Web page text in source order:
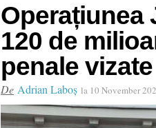
Operațiunea
120 de
penale
De Adrian Laboș la 10 November